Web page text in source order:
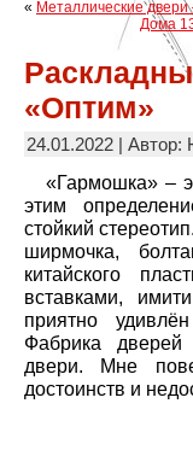
« Металлические
Дома
«Оптим»
24.01.2022 | Автор:
«Гармошка» –
этим
стойкий
ширмочка,
китайского
вставками,
приятно
Фабрика
двери. Мне
достоинств и